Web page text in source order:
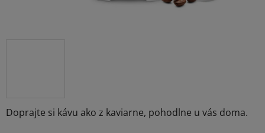
Doprajte si kávu ako z kaviarne, pohodlne u vás doma.